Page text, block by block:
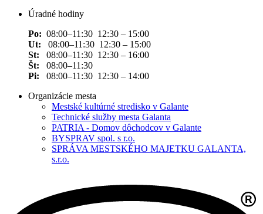
Úradné hodiny
Po: 08:00–11:30 12:30 – 15:00
Ut: 08:00–11:30 12:30 – 15:00
St: 08:00–11:30 12:30 – 16:00
Št: 08:00–11:30
Pi: 08:00–11:30 12:30 – 14:00
Organizácie mesta
Mestské kultúrné stredisko v Galante
Technické služby mesta Galanta
PATRIA - Domov dôchodcov v Galante
BYSPRAV spol. s r.o.
SPRÁVA MESTSKÉHO MAJETKU GALANTA,
s.r.o.